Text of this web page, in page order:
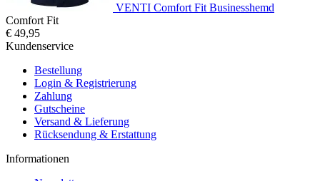
VENTI Comfort Fit Businesshemd
Comfort Fit
€ 49,95
Kundenservice
Bestellung
Login & Registrierung
Zahlung
Gutscheine
Versand & Lieferung
Rücksendung & Erstattung
Informationen